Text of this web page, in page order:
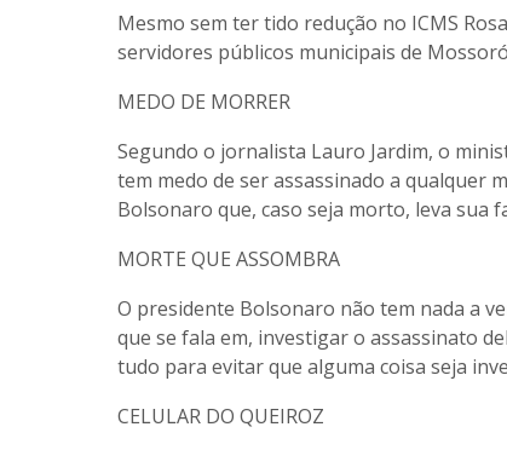
Mesmo sem ter tido redução no ICMS
servidores públicos municipais de
MEDO DE MORRER
Segundo o jornalista Lauro Jardim, o
tem medo de ser assassinado a qualquer
Bolsonaro que, caso seja morto, leva sua
MORTE QUE ASSOMBRA
O presidente Bolsonaro não tem nada a
que se fala em, investigar o assassinato
tudo para evitar que alguma coisa seja
CELULAR DO QUEIROZ